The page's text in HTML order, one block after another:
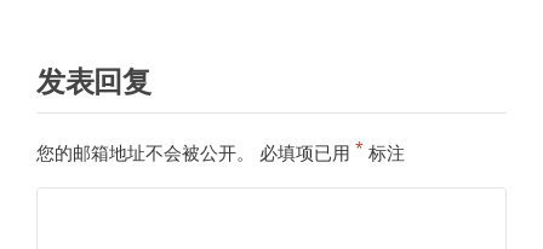
发表回复
您的邮箱地址不会被公开。 必填项已用 * 标注